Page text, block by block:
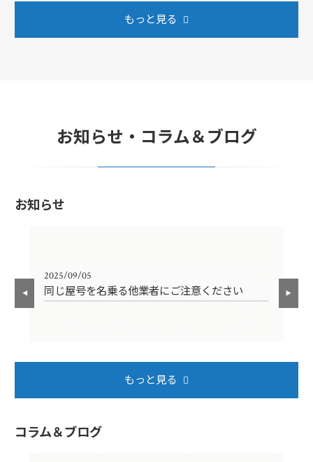
もっと見る
お知らせ・コラム＆ブログ
お知らせ
2025/09/05
同じ屋号を名乗る他業者にご注意ください
もっと見る
コラム＆ブログ